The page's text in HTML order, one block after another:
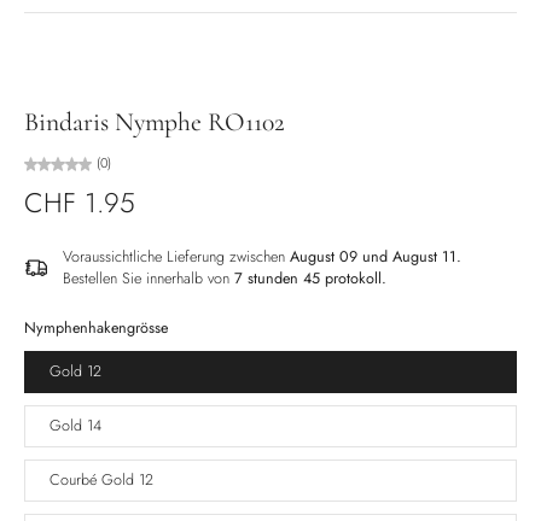
Bindaris Nymphe RO1102
(0)
CHF 1.95
Voraussichtliche Lieferung zwischen August 09 und August 11.
Bestellen Sie innerhalb von 7 stunden 45 protokoll.
Nymphenhakengrösse
Gold 12
Gold 14
Courbé Gold 12